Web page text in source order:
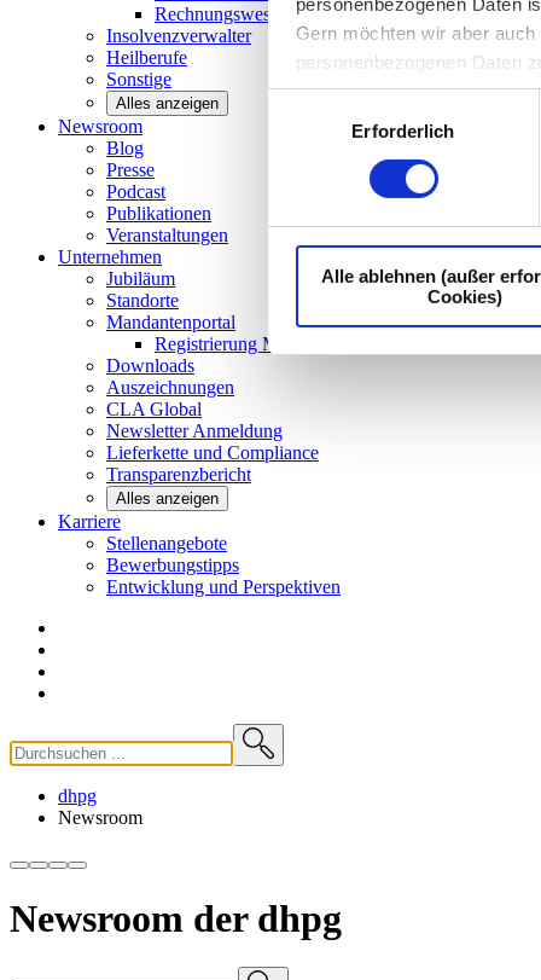
Gern möchten wir aber
personenbezogenen Daten
Erforderlich
Alle ablehnen (außer
Cookies)
Rechnungswesen/Controlling
Insolvenzverwalter
Heilberufe
Sonstige
Alles anzeigen
Newsroom
Blog
Presse
Podcast
Publikationen
Veranstaltungen
Unternehmen
Jubiläum
Standorte
Mandantenportal
Registrierung Mandantenportal
Downloads
Auszeichnungen
CLA Global
NewsletterAnmeldung
Lieferkette und Compliance
Transparenzbericht
Alles anzeigen
Karriere
Stellenangebote
Bewerbungstipps
Entwicklung und Perspektiven
dhpg
Newsroom
Newsroom der dhpg